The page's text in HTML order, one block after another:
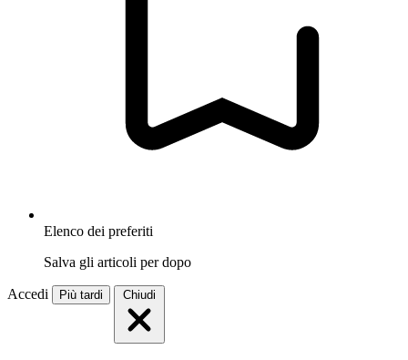
Elenco dei preferiti
Salva gli articoli per dopo
Accedi Più tardi Chiudi